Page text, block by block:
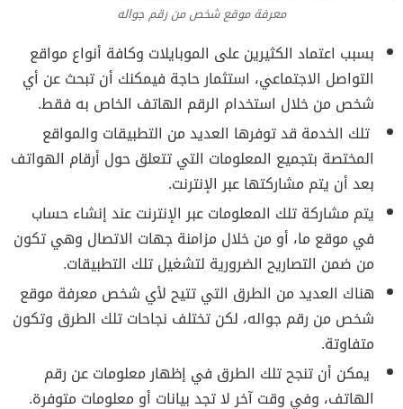
معرفة موقع شخص من رقم جواله
بسبب اعتماد الكثيرين على الموبايلات وكافة أنواع مواقع
التواصل الاجتماعي، استثمار حاجة فيمكنك أن تبحث عن أي
شخص من خلال استخدام الرقم الهاتف الخاص به فقط.
تلك الخدمة قد توفرها العديد من التطبيقات والمواقع
المختصة بتجميع المعلومات التي تتعلق حول أرقام الهواتف
بعد أن يتم مشاركتها عبر الإنترنت.
يتم مشاركة تلك المعلومات عبر الإنترنت عند إنشاء حساب
في موقع ما، أو من خلال مزامنة جهات الاتصال وهي تكون
من ضمن التصاريح الضرورية لتشغيل تلك التطبيقات.
هناك العديد من الطرق التي تتيح لأي شخص معرفة موقع
شخص من رقم جواله، لكن تختلف نجاحات تلك الطرق وتكون
متفاوتة.
يمكن أن تنجح تلك الطرق في إظهار معلومات عن رقم
الهاتف، وفي وقت آخر لا تجد بيانات أو معلومات متوفرة.